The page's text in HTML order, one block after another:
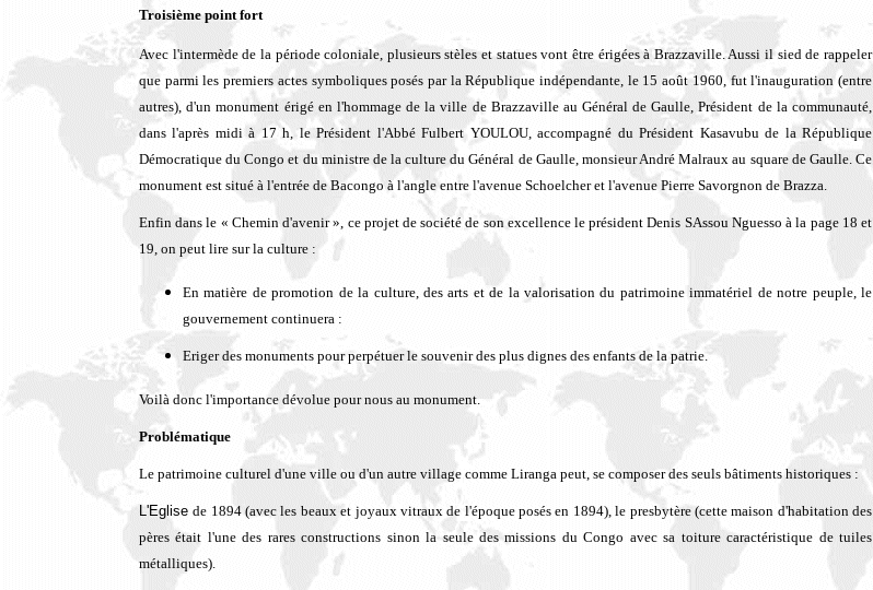
Troisième point fort
Avec l'intermède de la période coloniale, plusieurs stèles et statues vont être érigées à Brazzaville. Aussi il sied de rappeler
que parmi les premiers actes symboliques posés par la République indépendante, le 15 août 1960, fut l'inauguration (entre
autres), d'un monument érigé en l'hommage de la ville de Brazzaville au Général de Gaulle, Président de la communauté,
dans l'après midi à 17 h, le Président l'Abbé Fulbert YOULOU, accompagné du Président Kasavubu de la République
Démocratique du Congo et du ministre de la culture du Général de Gaulle, monsieur André Malraux au square de Gaulle. Ce
monument est situé à l'entrée de Bacongo à l'angle entre l'avenue Schoelcher et l'avenue Pierre Savorgnon de Brazza.
Enfin dans le « Chemin d'avenir », ce projet de société de son excellence le président Denis SAssou Nguesso à la page 18 et
19, on peut lire sur la culture :
En matière de promotion de la culture, des arts et de la valorisation du patrimoine immatériel de notre peuple, le
gouvernement continuera :
Eriger des monuments pour perpétuer le souvenir des plus dignes des enfants de la patrie.
Voilà donc l'importance dévolue pour nous au monument.
Problématique
Le patrimoine culturel d'une ville ou d'un autre village comme Liranga peut, se composer des seuls bâtiments historiques :
L'Eglisede 1894 (avec les beaux et joyaux vitraux de l'époque posés en 1894), le presbytère (cette maison d'habitation des
pères était l'une des rares constructions sinon la seule des missions du Congo avec sa toiture caractéristique de tuiles
métalliques).